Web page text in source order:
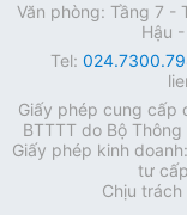
Văn phòng: Tầng 7 -
Hậu
Tel:
Giấy phép cung cấp
BTTTT do Bộ
Giấy phép kinh
tư
Chịu